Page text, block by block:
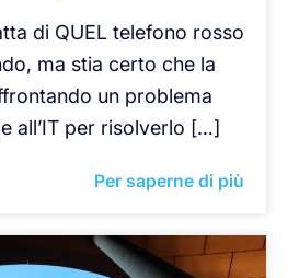
di QUEL telefono rosso
ma stia certo che la
un problema
all’IT per risolverlo […]
Per saperne di più